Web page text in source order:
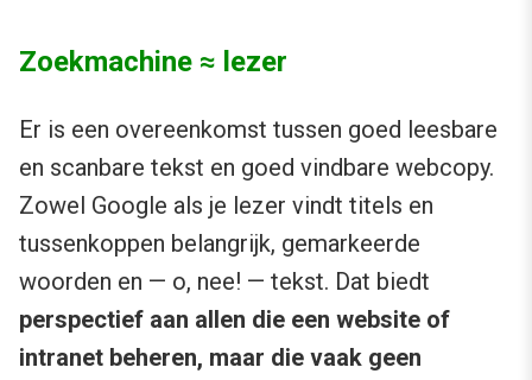
Zoekmachine ≈ lezer
Er is een overeenkomst tussen goed leesbare
en scanbare tekst en goed vindbare webcopy.
Zowel Google als je lezer vindt titels en
tussenkoppen belangrijk, gemarkeerde
woorden en — o, nee! — tekst. Dat biedt
perspectief aan allen die een website of
intranet beheren, maar die vaak geen